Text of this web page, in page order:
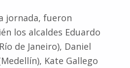
jornada, fueron
los alcaldes Eduardo
de Janeiro), Daniel
Kate Gallego